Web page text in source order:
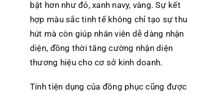
bật hơn như đỏ, xanh navy, vàng. Sự kết
hợp màu sắc tinh tế không chỉ tạo sự thu
hút mà còn giúp nhân viên dễ dàng nhận
diện, đồng thời tăng cường nhận diện
thương hiệu cho cơ sở kinh doanh.
Tính tiện dụng của đồng phục cũng được